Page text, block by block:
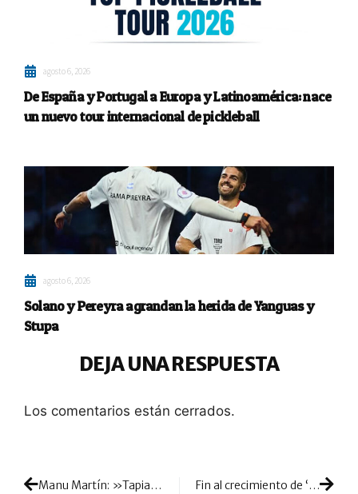
agosto 6, 2026
De España y Portugal a Europa y Latinoamérica: nace
un nuevo tour internacional de pickleball
agosto 6, 2026
Solano y Pereyra agrandan la herida de Yanguas y
Stupa
DEJA UNA RESPUESTA
Los comentarios están cerrados.
Manu Martín: »Tapia y Coello tienen capacidad para ser nº1, la duda está en saber cuándo pueden materializar esa opción» Fin al crecimiento de ‘Xisco’ Gil al lado de Bullpadel